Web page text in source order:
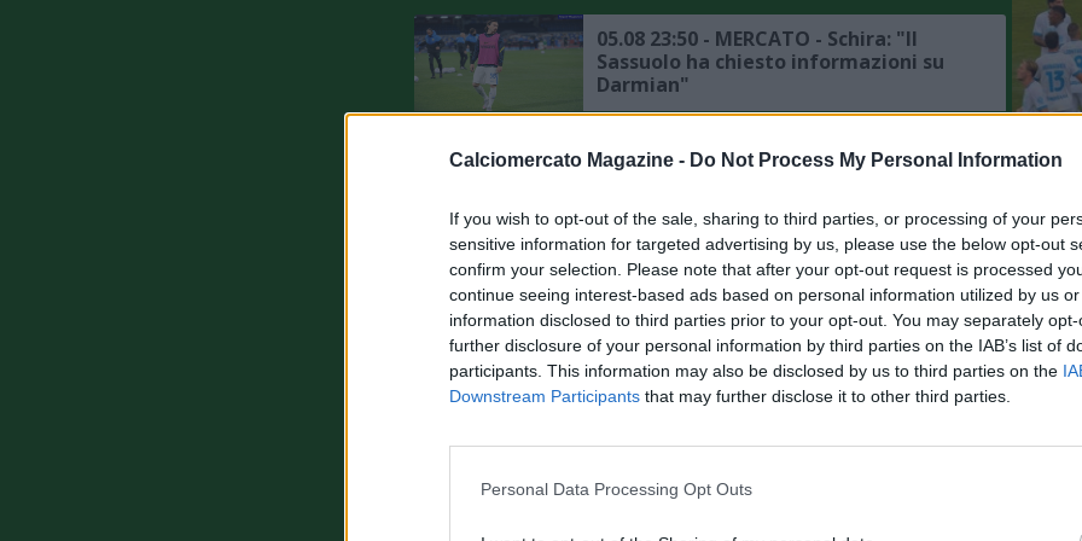
Calciomercato Magazine - Do Not Process My Personal Information
If you wish to opt-out of the sale, sharing to third parties, or processing of your
sensitive information for targeted advertising by us, please use the below opt-out
confirm your selection. Please note that after your opt-out request is processed
continue seeing interest-based ads based on personal information utilized by us
information disclosed to third parties prior to your opt-out. You may separately
further disclosure of your personal information by third parties on the IAB’s list of
participants. This information may also be disclosed by us to third parties on the
Downstream Participants that may further disclose it to other third parties.
Personal Data Processing Opt Outs
05.08 23:50 - MERCATO - Schira: "Il
Sassuolo ha chiesto informazioni su
Darmian"
05.08 23:16 - SASSUOLO - Aquilani:
"Mercato? Ho fiducia nella società,
titolare"
05.08 20:58 - MERCATO - Romano:
"Zeballos continua ad aspettare il
Napoli, si attendono sviluppi, ecco le
ultime"
05.08 20:06 - MERCATO - Genoa, arriva
il centrocampista Sow dal Siviglia
05.08 18:26 - MERCATO - Romano: "La
del